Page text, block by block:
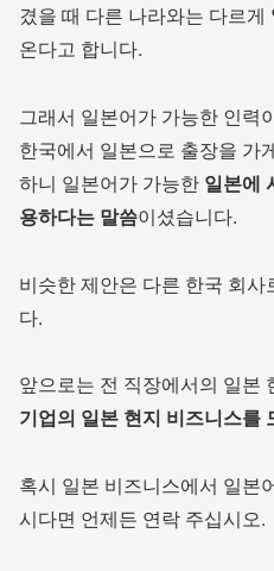
겼을 때 다른 나라와는 다르게
온다고 합니다.
그래서 일본어가 가능한 인력
한국에서 일본으로 출장을 가
하니 일본어가 가능한 일본에
용하다는 말씀이셨습니다.
비슷한 제안은 다른 한국 회
다.
앞으로는 전 직장에서의 일본
기업의 일본 현지 비즈니스를
혹시 일본 비즈니스에서 일본
시다면 언제든 연락 주십시오.